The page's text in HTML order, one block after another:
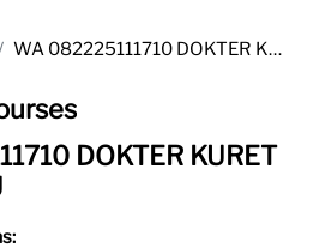
WA 082225111710 DOKTER KURET PEKANBARU
DOKTER KURET